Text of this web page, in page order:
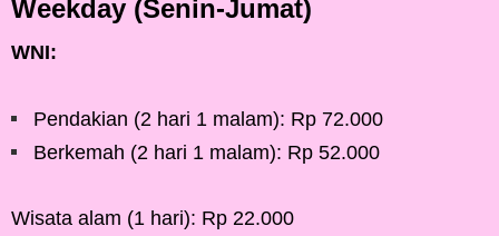
Weekday (Senin-Jumat)
WNI:
Pendakian (2 hari 1 malam): Rp 72.000
Berkemah (2 hari 1 malam): Rp 52.000
Wisata alam (1 hari): Rp 22.000